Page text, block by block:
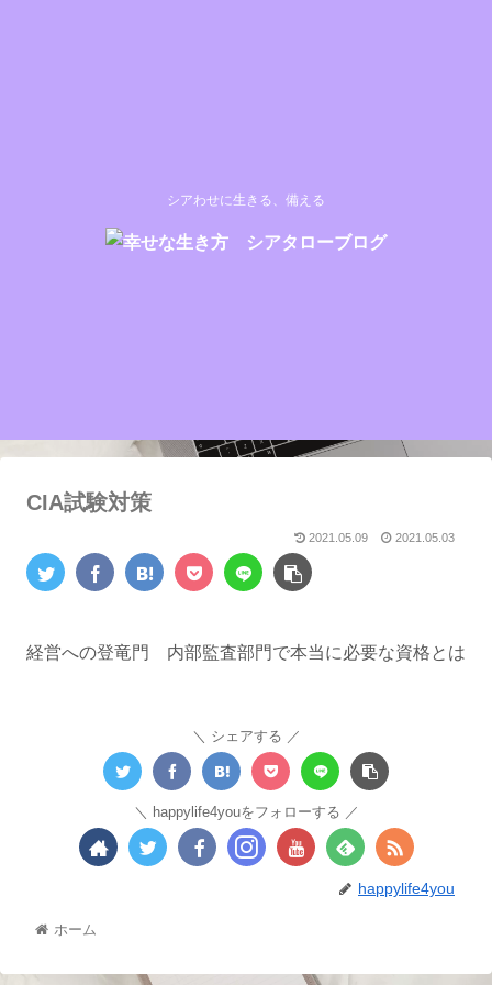
シアわせに生きる、備える
CIA試験対策
2021.05.09 2021.05.03
経営への登竜門 内部監査部門で本当に必要な資格とは
シェアする
happylife4youをフォローする
happylife4you
ホーム